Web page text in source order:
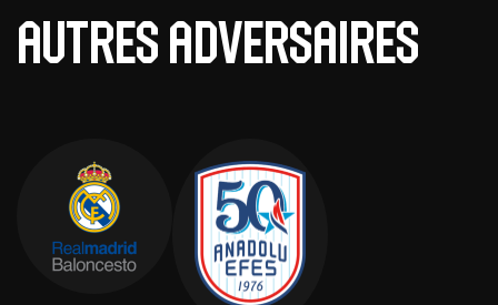
autres adversaires